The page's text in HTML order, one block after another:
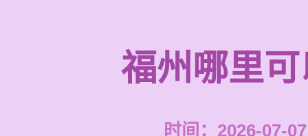
福州哪里
时间：2026-07-